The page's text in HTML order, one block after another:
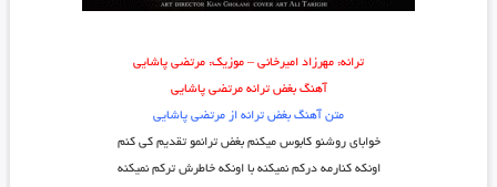
ترانه: مهرزاد امیرخانی – موزیک: مرتضی پاشایی
آهنگ بغض ترانه مرتضی پاشایی
متن آهنگ بغض ترانه از مرتضی پاشایی
خوابای روشنو کابوس میکنم بغض ترانمو تقدیم کی کنم
اونکه کنارمه درکم نمیکنه با اونکه خاطرش ترکم نمیکنه